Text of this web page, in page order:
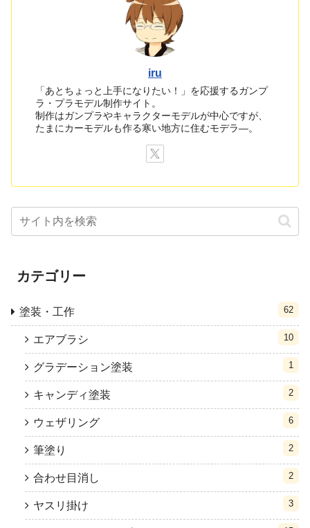
iru
「あとちょっと上手になりたい！」を応援するガンプ
ラ・プラモデル制作サイト。
制作はガンプラやキャラクターモデルが中心ですが、
たまにカーモデルも作る寒い地方に住むモデラ―。
カテゴリー
塗装・工作 62
エアブラシ 10
グラデーション塗装 1
キャンディ塗装 2
ウェザリング 6
筆塗り 2
合わせ目消し 2
ヤスリ掛け 3